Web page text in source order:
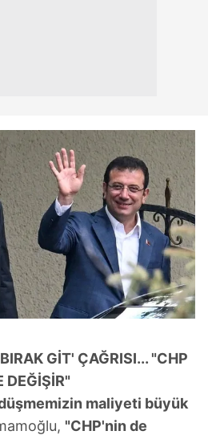
GİT' ÇAĞRISI... "CHP
DEĞİŞİR"
maliyeti büyük
"CHP'nin de